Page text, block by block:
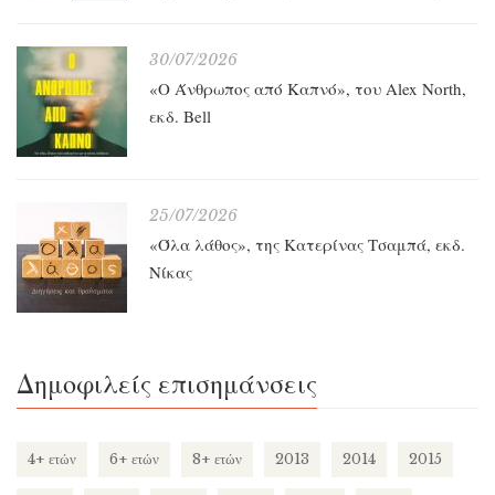
30/07/2026
«O Άνθρωπος από Καπνό», του Alex North,
εκδ. Bell
25/07/2026
«Όλα λάθος», της Κατερίνας Τσαμπά, εκδ.
Νίκας
Δημοφιλείς επισημάνσεις
4+ ετών 6+ ετών 8+ ετών 2013 2014 2015